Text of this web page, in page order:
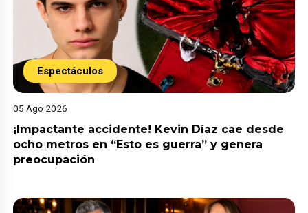
Espectáculos
05 Ago 2026
¡Impactante accidente! Kevin Díaz cae desde
ocho metros en “Esto es guerra” y genera
preocupación